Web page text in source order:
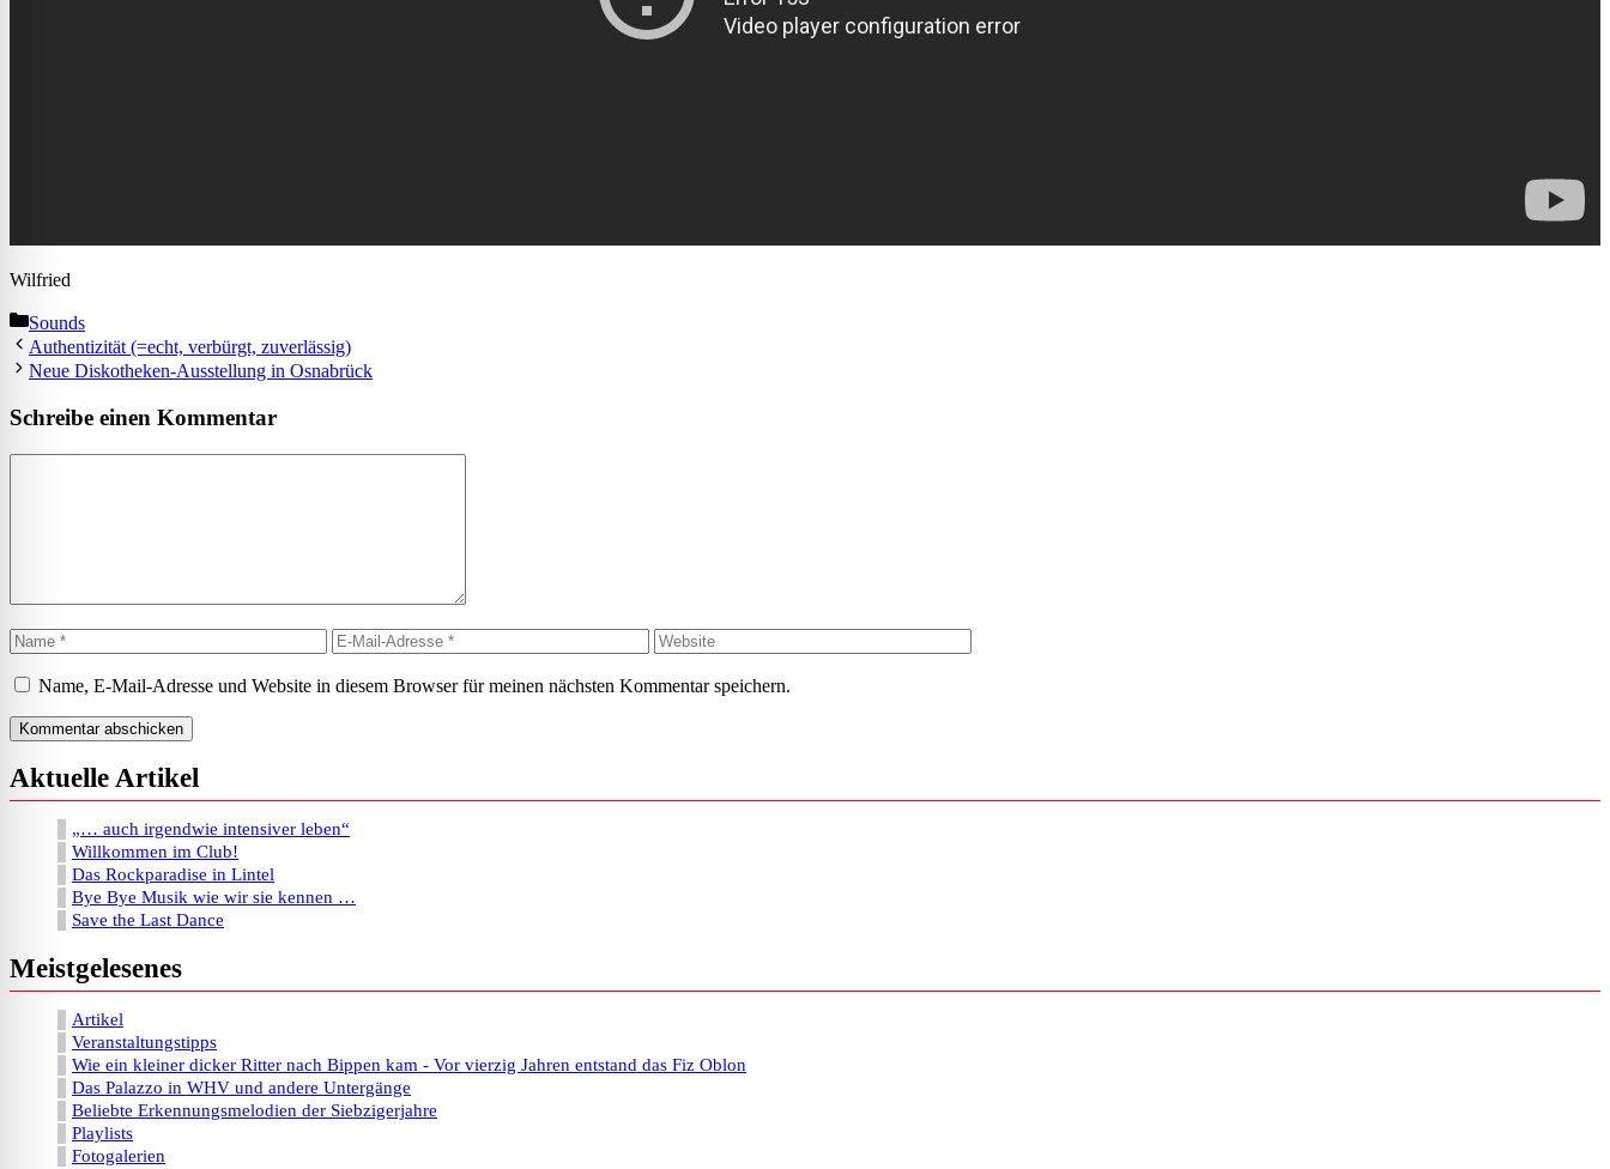
Wilfried
Kategorien
Sounds
Authentizität (=echt, verbürgt, zuverlässig)
Neue Diskotheken-Ausstellung in Osnabrück
Schreibe einen Kommentar
Name
E-
Mail-
Adresse
Website
Name, E-Mail-Adresse und Website in diesem Browser für meinen nächsten Kommentar speichern.
Aktuelle Artikel
„… auch irgendwie intensiver leben“
Willkommen im Club!
Das Rockparadise in Lintel
Bye Bye Musik wie wir sie kennen …
Save the Last Dance
Meistgelesenes
Artikel
Veranstaltungstipps
Wie ein kleiner dicker Ritter nach Bippen kam - Vor vierzig Jahren entstand das Fiz Oblon
Das Palazzo in WHV und andere Untergänge
Beliebte Erkennungsmelodien der Siebzigerjahre
Playlists
Fotogalerien